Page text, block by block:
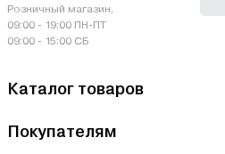
Каталог товаров
Покупателям
Розничный магазин,
09:00 - 19:00 ПН-ПТ
09:00 - 15:00 СБ